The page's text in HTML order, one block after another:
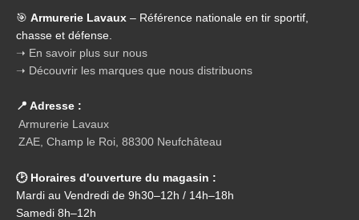
🎯 Armurerie Lavaux – Référence nationale en tir sportif,
chasse et défense.
➝ En savoir plus sur nous
➝ Découvrir les marques que nous distribuons
📍 Adresse :
Armurerie Lavaux
ZAE, Champ le Roi, 88300 Neufchâteau
🕑 Horaires d'ouverture du magasin :
Mardi au Vendredi de 9h30–12h / 14h–18h
Samedi 8h–12h